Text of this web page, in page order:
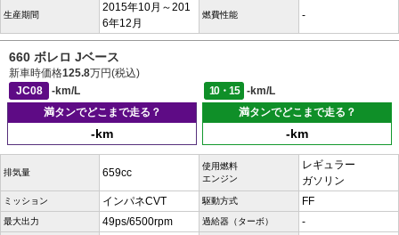
生産期間
2015年10月～201
6年12月
燃費性能 -
660 ボレロ Jベース
新車時価格125.8万円(税込)
JC08
-km/L 10・15
-km/L
満タンでどこまで走る？
-km
満タンでどこまで走る？
-km
排気量 659cc
使用燃料
エンジン
レギュラー
ガソリン
ミッション インパネCVT 駆動方式 FF
最大出力 49ps/6500rpm 過給器（ターボ） -